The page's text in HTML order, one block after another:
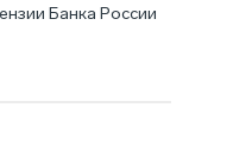
Банка России